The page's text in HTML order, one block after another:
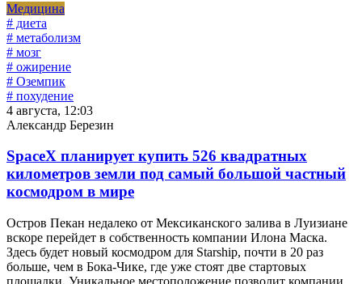
Медицина
# диета
# метаболизм
# мозг
# ожирение
# Оземпик
# похудение
4 августа, 12:03
Александр Березин
SpaceX планирует купить 526 квадратных
километров земли под самый большой частный
космодром в мире
Остров Пекан недалеко от Мексиканского залива в Луизиане
вскоре перейдет в собственность компании Илона Маска.
Здесь будет новый космодром для Starship, почти в 20 раз
больше, чем в Бока-Чике, где уже стоят две стартовых